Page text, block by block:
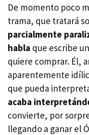
De momento poco
trama, que tratará
parcialmente
habla que escribe
quiere comprar. Él,
aparentemente
que pueda
acaba
convierte, por
llegando a ganar el